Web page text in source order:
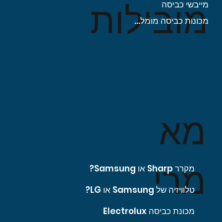
מא
מרי
מקרר Sharp או Samsung?
טלוויזיה של Samsung או LG?
מכונת כביסה Electrolux
מובילות
מייבשי כביסה
מכונות כביסה מומלצות